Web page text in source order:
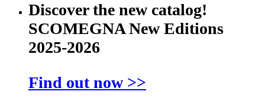
Discover the new catalog!
SCOMEGNA New Editions
2025-2026
Find out now >>